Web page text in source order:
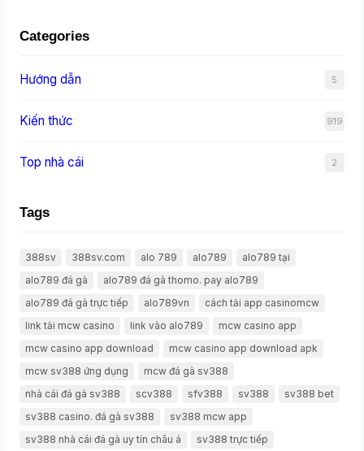
Categories
Hướng dẫn 5
Kiến thức 919
Top nhà cái 2
Tags
388sv 388sv.com alo 789 alo789
alo789 tại
alo789 đá gà
alo789 đá gà thomo. pay alo789
alo789 đá gà trực tiếp
alo789vn
cách tải app casinomcw
link tải mcw casino
link vào alo789
mcw casino app
mcw casino app download
mcw casino app download apk
mcw sv388 ứng dụng
mcw đá gà sv388
nhà cái đá gà sv388
scv388 sfv388 sv388
sv388 bet
sv388 casino. đá gà sv388
sv388 mcw app
sv388 nhà cái đá gà uy tín châu á
sv388 trực tiếp